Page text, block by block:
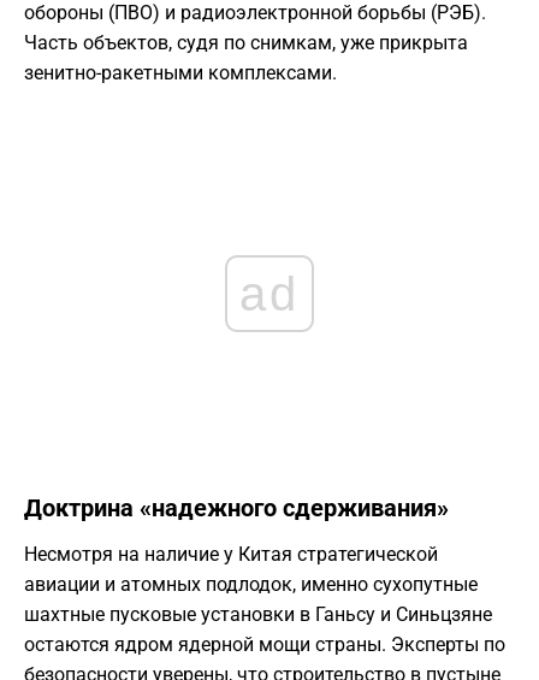
обороны (ПВО) и радиоэлектронной борьбы (РЭБ).
Часть объектов, судя по снимкам, уже прикрыта
зенитно-ракетными комплексами.
ad
​Доктрина «надежного сдерживания»
​Несмотря на наличие у Китая стратегической
авиации и атомных подлодок, именно сухопутные
шахтные пусковые установки в Ганьсу и Синьцзяне
остаются ядром ядерной мощи страны. Эксперты по
безопасности уверены, что строительство в пустыне